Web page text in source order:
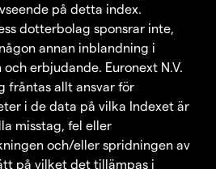
på detta index.
dotterbolag sponsrar inte,
annan inblandning i
erbjudande. Euronext N.V.
fråntas allt ansvar för
i de data på vilka Indexet är
misstag, fel eller
och/eller spridningen av
på vilket det tillämpas i